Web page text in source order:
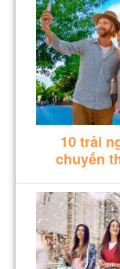
10 trải
chuyến